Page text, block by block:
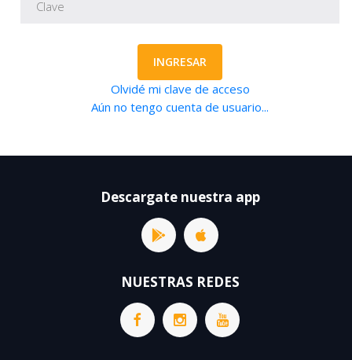
INGRESAR
Olvidé mi clave de acceso
Aún no tengo cuenta de usuario...
Descargate nuestra app
NUESTRAS REDES